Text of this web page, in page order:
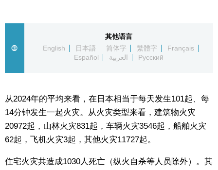
日本信息库
日本一瞥
人物访谈
东京
编辑部通知
其他语言
English
日本語 简体字 繁體字
Français
Español
العربية Русский
从2024年的平均来看，在日本相当于每天发生101起、每
14分钟发生一起火灾。从火灾类型来看，建筑物火灾
20972起，山林火灾831起，车辆火灾3546起，船舶火灾
62起，飞机火灾3起，其他火灾11727起。
住宅火灾共造成1030人死亡（纵火自杀等人员除外）。其